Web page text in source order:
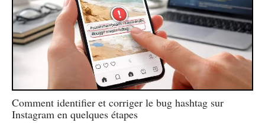
Comment identifier et corriger le bug hashtag sur
Instagram en quelques étapes